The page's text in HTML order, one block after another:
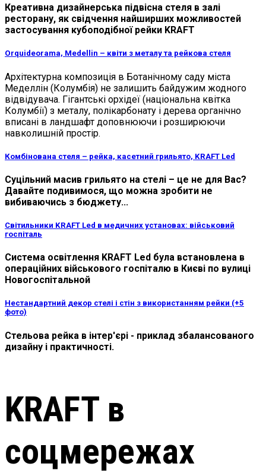
Креативна дизайнерська підвісна стеля в залі
ресторану, як свідчення найширших можливостей
застосування кубоподібної рейки KRAFT
Orquideorama, Medellin – квіти з металу та рейкова стеля
Архітектурна композиція в Ботанічному саду міста
Меделлін (Колумбія) не залишить байдужим жодного
відвідувача. Гігантські орхідеї (національна квітка
Колумбії) з металу, полікарбонату і дерева органічно
вписані в ландшафт доповнюючи і розширюючи
навколишній простір.
Комбінована стеля – рейка, касетний грильято, KRAFT Led
Суцільний масив грильято на стелі – це не для Вас?
Давайте подивимося, що можна зробити не
вибиваючись з бюджету...
Світильники KRAFT Led в медичних установах: військовий
госпіталь
Система освітлення KRAFT Led була встановлена ​​в
операційних військового госпіталю в Києві по вулиці
Новогоспітальной
Нестандартний декор стелі і стін з використанням рейки (+5
фото)
Стельова рейка в інтер'єрі - приклад збалансованого
дизайну і практичності.
KRAFT в
соцмережах